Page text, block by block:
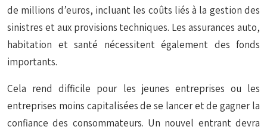
de millions d’euros, incluant les coûts liés à la gestion des
sinistres et aux provisions techniques. Les assurances auto,
habitation et santé nécessitent également des fonds
importants.
Cela rend difficile pour les jeunes entreprises ou les
entreprises moins capitalisées de se lancer et de gagner la
confiance des consommateurs. Un nouvel entrant devra